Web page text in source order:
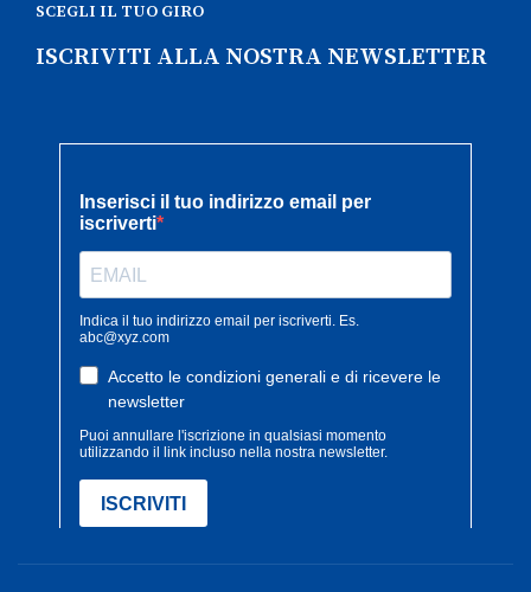
SCEGLI IL TUO GIRO
ISCRIVITI ALLA NOSTRA NEWSLETTER